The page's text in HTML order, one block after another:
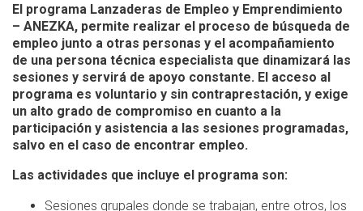
El programa Lanzaderas de Empleo y Emprendimiento
– ANEZKA, permite realizar el proceso de búsqueda de
empleo junto a otras personas y el acompañamiento
de una persona técnica especialista que dinamizará las
sesiones y servirá de apoyo constante. El acceso al
programa es voluntario y sin contraprestación, y exige
un alto grado de compromiso en cuanto a la
participación y asistencia a las sesiones programadas,
salvo en el caso de encontrar empleo.
Las actividades que incluye el programa son:
Sesiones grupales donde se trabajan, entre otros, los